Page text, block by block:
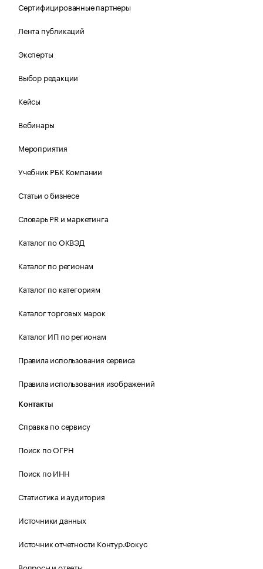
Сертифицированные партнеры
Лента публикаций
Эксперты
Выбор редакции
Кейсы
Вебинары
Мероприятия
Учебник РБК Компании
Статьи о бизнесе
Словарь PR и маркетинга
Каталог по ОКВЭД
Каталог по регионам
Каталог по категориям
Каталог торговых марок
Каталог ИП по регионам
Правила использования сервиса
Правила использования изображений
Контакты
Справка по сервису
Поиск по ОГРН
Поиск по ИНН
Статистика и аудитория
Источники данных
Источник отчетности Контур.Фокус